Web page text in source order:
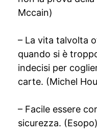
Mccain)
– La vita talvolta
quando si è
indecisi per
carte. (Michel
– Facile essere
sicurezza. (Esopo)